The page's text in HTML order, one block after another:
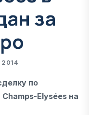
за
по
Elysées на